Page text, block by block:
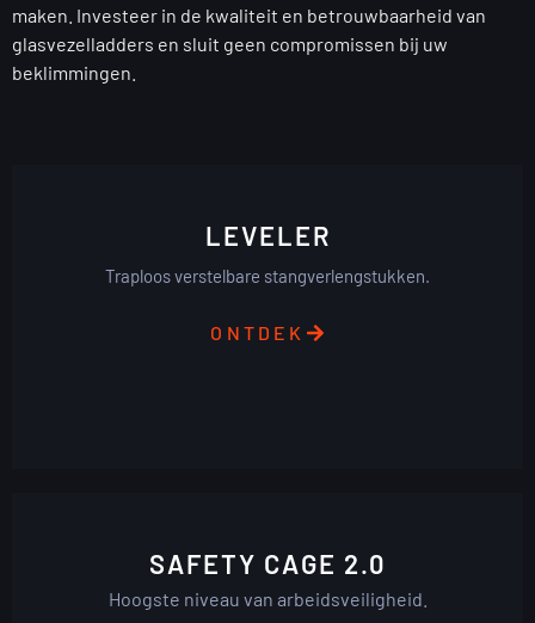
maken. Investeer in de kwaliteit en betrouwbaarheid van
glasvezelladders en sluit geen compromissen bij uw
beklimmingen.
LEVELER
Traploos verstelbare stangverlengstukken.
ONTDEK
SAFETY CAGE 2.0
Hoogste niveau van arbeidsveiligheid.